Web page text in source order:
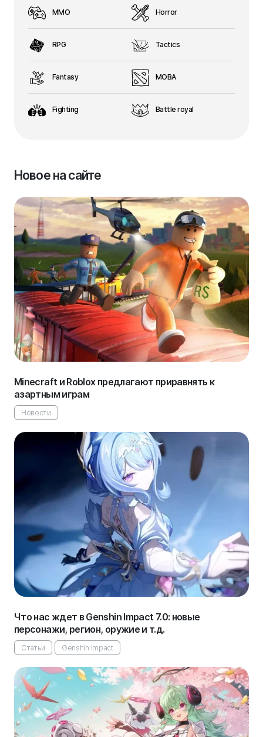
MMO
RPG
Fantasy
Fighting
Horror
Tactics
MOBA
Battle royal
Новое на сайте
Minecraft и Roblox предлагают приравнять к
азартным играм
Новости
Что нас ждет в Genshin Impact 7.0: новые
персонажи, регион, оружие и т.д.
Статьи Genshin Impact